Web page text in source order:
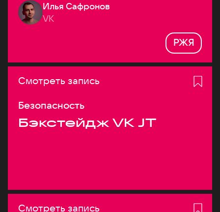
Илья Сафронов
VK
РЖЯ
Смотреть запись
Безопасность
Бэкстейдж VK JT
Смотреть запись